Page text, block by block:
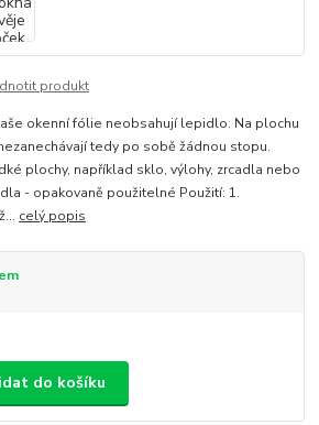
produkt
okenní fólie neobsahují lepidlo. Na plochu
tedy po sobě žádnou stopu.
plochy, například sklo, výlohy, zrcadla nebo
- opakovaně použitelné Použití: 1.
celý popis
do košíku